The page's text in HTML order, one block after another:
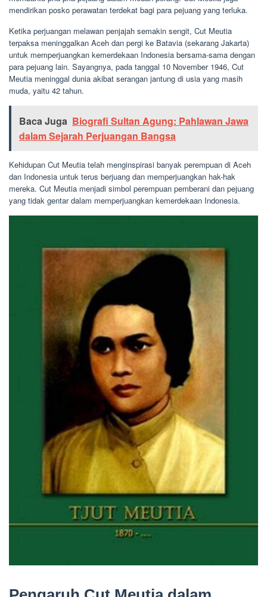
mendirikan posko perawatan terdekat bagi para pejuang yang terluka.
Ketika perjuangan melawan penjajah semakin sengit, Cut Meutia
terpaksa meninggalkan Aceh dan pergi ke Batavia (sekarang Jakarta)
untuk memperjuangkan kemerdekaan Indonesia bersama-sama dengan
para pejuang lain. Sayangnya, pada tanggal 10 November 1946, Cut
Meutia meninggal dunia akibat serangan jantung di usia yang masih
muda, yaitu 42 tahun.
Baca Juga Biografi Sultan Agung: Pahlawan Jawa
dalam Sejarah Perjuangan Bangsa
Kehidupan Cut Meutia telah menginspirasi banyak perempuan di Aceh
dan Indonesia untuk terus berjuang dan memperjuangkan hak-hak
mereka. Cut Meutia menjadi simbol perempuan pemberani dan pejuang
yang tidak gentar dalam memperjuangkan kemerdekaan Indonesia.